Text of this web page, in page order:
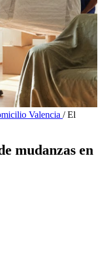
Valencia / El
mudanzas en